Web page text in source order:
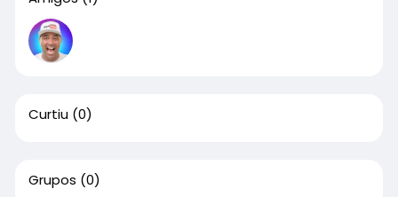
Curtiu (0)
Grupos (0)